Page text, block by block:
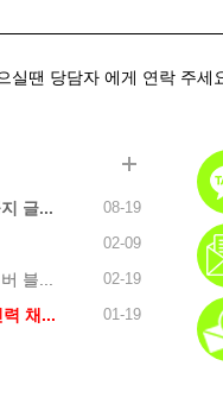
실땐 당담자 에게 연락 주세
글... 08-19
02-09
블... 02-19
채... 01-19